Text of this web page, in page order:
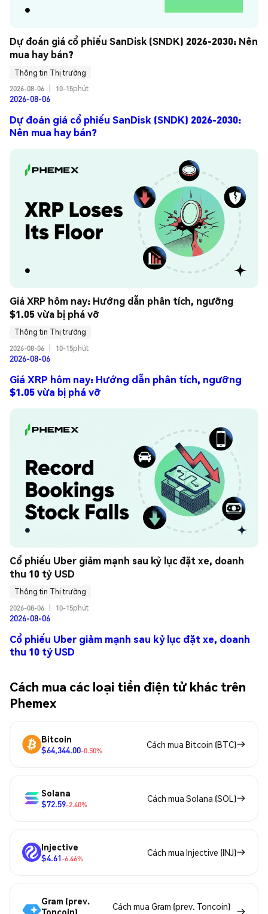
Dự đoán giá cổ phiếu SanDisk (SNDK) 2026-2030: Nên
mua hay bán?
Thông tin Thị trường
2026-08-06
10-15phút
2026-08-06
Dự đoán giá cổ phiếu SanDisk (SNDK) 2026-2030:
Nên mua hay bán?
Giá XRP hôm nay: Hướng dẫn phân tích, ngưỡng
$1.05 vừa bị phá vỡ
Thông tin Thị trường
2026-08-06
10-15phút
2026-08-06
Giá XRP hôm nay: Hướng dẫn phân tích, ngưỡng
$1.05 vừa bị phá vỡ
Cổ phiếu Uber giảm mạnh sau kỷ lục đặt xe, doanh
thu 10 tỷ USD
Thông tin Thị trường
2026-08-06
10-15phút
2026-08-06
Cổ phiếu Uber giảm mạnh sau kỷ lục đặt xe, doanh
thu 10 tỷ USD
Cách mua các loại tiền điện tử khác trên
Phemex
Bitcoin
$64,344.00-0.50%
Cách mua Bitcoin (BTC)
Solana
$72.59-2.40%
Cách mua Solana (SOL)
Injective
$4.61-6.46%
Cách mua Injective (INJ)
Gram (prev.
Cách mua Gram (prev. Toncoin)